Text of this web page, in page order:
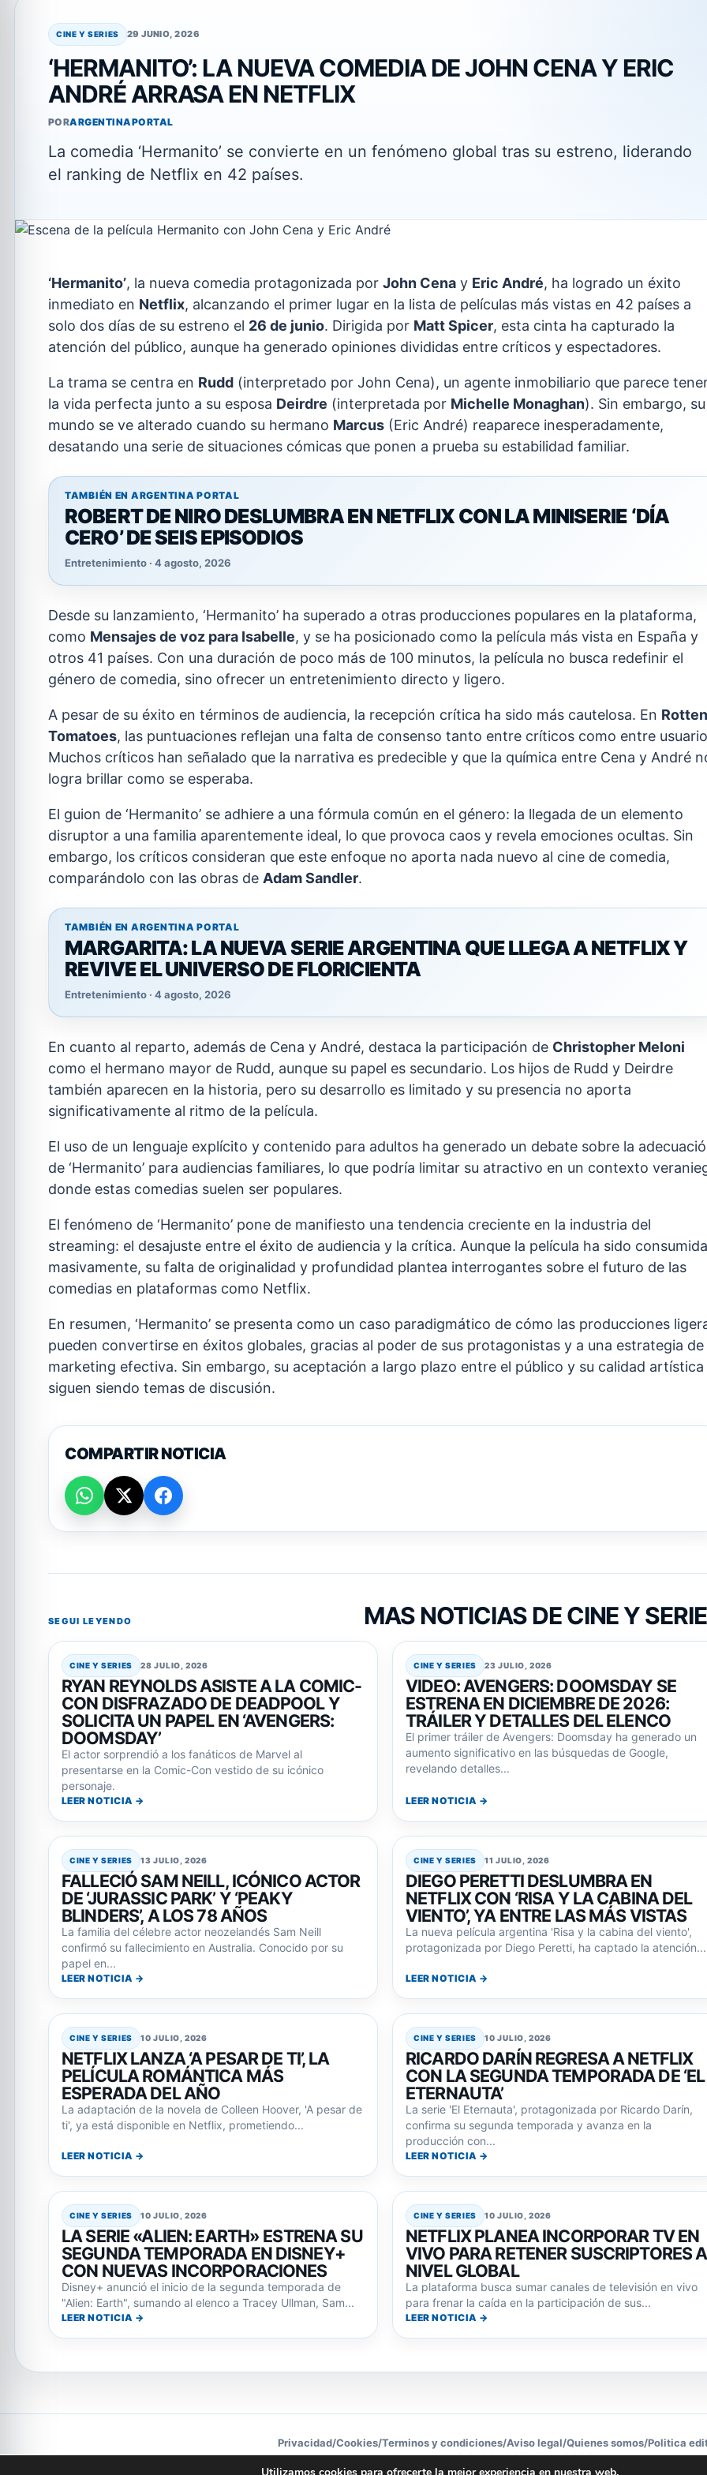
CINE Y SERIES 29 JUNIO, 2026
‘HERMANITO’: LA NUEVA COMEDIA DE JOHN CENA Y ERIC
ANDRÉ ARRASA EN NETFLIX
PORARGENTINAPORTAL
La comedia ‘Hermanito’ se convierte en un fenómeno global tras su estreno, liderando
el ranking de Netflix en 42 países.
‘Hermanito’, la nueva comedia protagonizada por John Cena y Eric André, ha logrado un éxito
inmediato en Netflix, alcanzando el primer lugar en la lista de películas más vistas en 42 países a
solo dos días de su estreno el 26 de junio. Dirigida por Matt Spicer, esta cinta ha capturado la
atención del público, aunque ha generado opiniones divididas entre críticos y espectadores.
La trama se centra en Rudd (interpretado por John Cena), un agente inmobiliario que parece
la vida perfecta junto a su esposa Deirdre (interpretada por Michelle Monaghan). Sin embargo, su
mundo se ve alterado cuando su hermano Marcus (Eric André) reaparece inesperadamente,
desatando una serie de situaciones cómicas que ponen a prueba su estabilidad familiar.
TAMBIÉN EN ARGENTINA PORTAL
ROBERT DE NIRO DESLUMBRA EN NETFLIX CON LA MINISERIE ‘DÍA
CERO’ DE SEIS EPISODIOS
Entretenimiento · 4 agosto, 2026
Desde su lanzamiento, ‘Hermanito’ ha superado a otras producciones populares en la plataforma,
como Mensajes de voz para Isabelle, y se ha posicionado como la película más vista en España y
otros 41 países. Con una duración de poco más de 100 minutos, la película no busca redefinir el
género de comedia, sino ofrecer un entretenimiento directo y ligero.
A pesar de su éxito en términos de audiencia, la recepción crítica ha sido más cautelosa. En Rotten
Tomatoes, las puntuaciones reflejan una falta de consenso tanto entre críticos como entre
Muchos críticos han señalado que la narrativa es predecible y que la química entre Cena y André
logra brillar como se esperaba.
El guion de ‘Hermanito’ se adhiere a una fórmula común en el género: la llegada de un elemento
disruptor a una familia aparentemente ideal, lo que provoca caos y revela emociones ocultas. Sin
embargo, los críticos consideran que este enfoque no aporta nada nuevo al cine de comedia,
comparándolo con las obras de Adam Sandler.
TAMBIÉN EN ARGENTINA PORTAL
MARGARITA: LA NUEVA SERIE ARGENTINA QUE LLEGA A NETFLIX Y
REVIVE EL UNIVERSO DE FLORICIENTA
Entretenimiento · 4 agosto, 2026
En cuanto al reparto, además de Cena y André, destaca la participación de Christopher Meloni
como el hermano mayor de Rudd, aunque su papel es secundario. Los hijos de Rudd y Deirdre
también aparecen en la historia, pero su desarrollo es limitado y su presencia no aporta
significativamente al ritmo de la película.
El uso de un lenguaje explícito y contenido para adultos ha generado un debate sobre la
de ‘Hermanito’ para audiencias familiares, lo que podría limitar su atractivo en un contexto
donde estas comedias suelen ser populares.
El fenómeno de ‘Hermanito’ pone de manifiesto una tendencia creciente en la industria del
streaming: el desajuste entre el éxito de audiencia y la crítica. Aunque la película ha sido consumida
masivamente, su falta de originalidad y profundidad plantea interrogantes sobre el futuro de las
comedias en plataformas como Netflix.
En resumen, ‘Hermanito’ se presenta como un caso paradigmático de cómo las producciones
pueden convertirse en éxitos globales, gracias al poder de sus protagonistas y a una estrategia de
marketing efectiva. Sin embargo, su aceptación a largo plazo entre el público y su calidad artística
siguen siendo temas de discusión.
COMPARTIR NOTICIA
SEGUI LEYENDO MAS NOTICIAS DE CINE Y
CINE Y SERIES 28 JULIO, 2026
RYAN REYNOLDS ASISTE A LA COMIC-
CON DISFRAZADO DE DEADPOOL Y
SOLICITA UN PAPEL EN ‘AVENGERS:
DOOMSDAY’
El actor sorprendió a los fanáticos de Marvel al
presentarse en la Comic-Con vestido de su icónico
personaje.
LEER NOTICIA →
CINE Y SERIES 23 JULIO, 2026
VIDEO: AVENGERS: DOOMSDAY SE
ESTRENA EN DICIEMBRE DE 2026:
TRÁILER Y DETALLES DEL ELENCO
El primer tráiler de Avengers: Doomsday ha generado un
aumento significativo en las búsquedas de Google,
revelando detalles...
LEER NOTICIA →
CINE Y SERIES 13 JULIO, 2026
FALLECIÓ SAM NEILL, ICÓNICO ACTOR
DE ‘JURASSIC PARK’ Y ‘PEAKY
BLINDERS’, A LOS 78 AÑOS
La familia del célebre actor neozelandés Sam Neill
confirmó su fallecimiento en Australia. Conocido por su
papel en...
LEER NOTICIA →
CINE Y SERIES 11 JULIO, 2026
DIEGO PERETTI DESLUMBRA EN
NETFLIX CON ‘RISA Y LA CABINA DEL
VIENTO’, YA ENTRE LAS MÁS VISTAS
La nueva película argentina 'Risa y la cabina del viento',
protagonizada por Diego Peretti, ha captado la atención...
LEER NOTICIA →
CINE Y SERIES 10 JULIO, 2026
NETFLIX LANZA ‘A PESAR DE TI’, LA
PELÍCULA ROMÁNTICA MÁS
ESPERADA DEL AÑO
La adaptación de la novela de Colleen Hoover, 'A pesar de
ti', ya está disponible en Netflix, prometiendo...
LEER NOTICIA →
CINE Y SERIES 10 JULIO, 2026
RICARDO DARÍN REGRESA A NETFLIX
CON LA SEGUNDA TEMPORADA DE ‘EL
ETERNAUTA’
La serie 'El Eternauta', protagonizada por Ricardo Darín,
confirma su segunda temporada y avanza en la
producción con...
LEER NOTICIA →
CINE Y SERIES 10 JULIO, 2026
LA SERIE «ALIEN: EARTH» ESTRENA SU
SEGUNDA TEMPORADA EN DISNEY+
CON NUEVAS INCORPORACIONES
Disney+ anunció el inicio de la segunda temporada de
"Alien: Earth", sumando al elenco a Tracey Ullman, Sam...
LEER NOTICIA →
CINE Y SERIES 10 JULIO, 2026
NETFLIX PLANEA INCORPORAR TV EN
VIVO PARA RETENER SUSCRIPTORES A
NIVEL GLOBAL
La plataforma busca sumar canales de televisión en vivo
para frenar la caída en la participación de sus...
LEER NOTICIA →
Privacidad/Cookies/Terminos y condiciones/Aviso legal/Quienes somos/Politica
© 2026 ARGENTINA PORTAL